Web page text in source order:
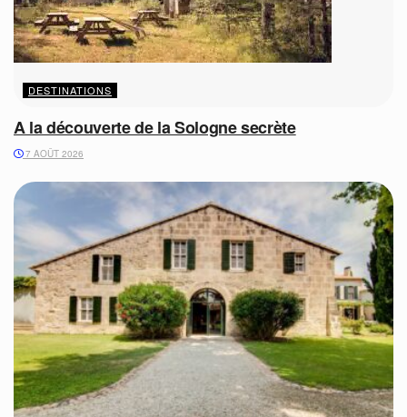
DESTINATIONS
A la découverte de la Sologne secrète
7 AOÛT 2026